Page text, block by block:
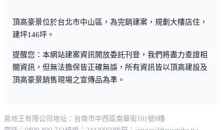
頂高豪景位於台北市中山區，為完銷建案，規劃大樓店住，
建坪146坪。
提醒您：本網站建案資訊開放委託刊登，我們將盡力查證相
關資訊，但無法擔保皆正確無誤，所有資訊皆以頂高建設及
頂高豪景銷售現場之宣傳品為準。
房地王有限公司 地址：台南市中西區南華街101號8樓